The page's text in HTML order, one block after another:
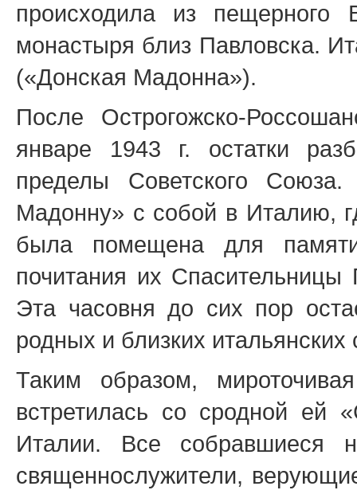
происходила из пещерного
монастыря близ Павловска.
(«Донская Мадонна»).
После Острогожско-
январе 1943 г. остатки
пределы Советского
Мадонну» с собой в Италию,
была помещена для
почитания их
Эта часовня до сих пор
родных и близких
Таким образом,
встретилась со сродной ей
Италии. Все собравшиеся
священнослужители,